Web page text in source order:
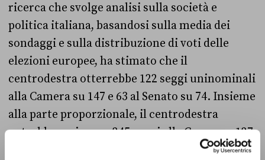
ricerca che svolge analisi sulla società e
politica italiana, basandosi sulla media dei
sondaggi e sulla distribuzione di voti delle
elezioni europee, ha stimato che il
centrodestra otterrebbe 122 seggi uninominali
alla Camera su 147 e 63 al Senato su 74. Insieme
alla parte proporzionale, il centrodestra
potrebbe arrivare a 245 seggi alla Camera e 127
al Senato, senza ottenere i due terzi nelle due